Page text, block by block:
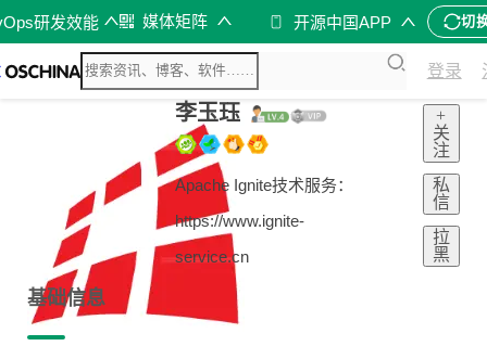
研发效能 媒体矩阵 开源中国APP 切
登录
李玉珏
Apache Ignite技术服务：
https://www.ignite-
service.cn
+
关
注
私
信
拉
黑
基础信息